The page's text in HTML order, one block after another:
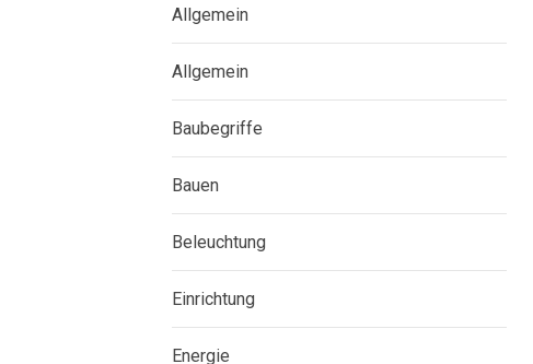
Allgemein
Allgemein
Baubegriffe
Bauen
Beleuchtung
Einrichtung
Energie